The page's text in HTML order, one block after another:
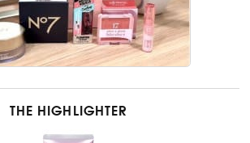
THE HIGHLIGHTER